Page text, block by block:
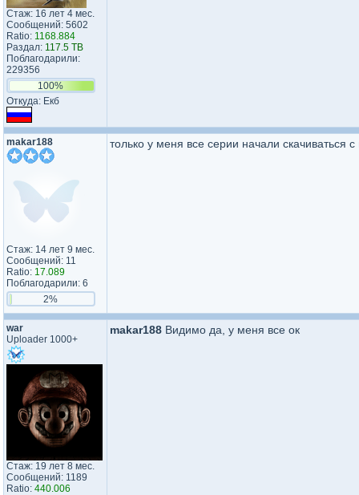
Стаж: 16 лет 4 мес.
Сообщений: 5602
Ratio: 1168.884
Раздал: 117.5 TB
Поблагодарили:
229356
100%
Откуда: Екб
makar188
Стаж: 14 лет 9 мес.
Сообщений: 11
Ratio: 17.089
Поблагодарили: 6
2%
только у меня все серии начали скачиваться с
war
Uploader 1000+
Стаж: 19 лет 8 мес.
Сообщений: 1189
Ratio: 440.006
makar188 Видимо да, у меня все ок